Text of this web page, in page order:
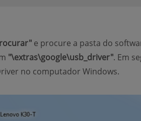
e procure a pasta do
"\extras\google\usb_driver". Em
no computador Windows.